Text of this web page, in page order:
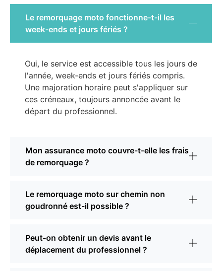
Le remorquage moto fonctionne-t-il les
week-ends et jours fériés ?
Oui, le service est accessible tous les jours de
l'année, week-ends et jours fériés compris.
Une majoration horaire peut s'appliquer sur
ces créneaux, toujours annoncée avant le
départ du professionnel.
Mon assurance moto couvre-t-elle les frais
de remorquage ?
Le remorquage moto sur chemin non
goudronné est-il possible ?
Peut-on obtenir un devis avant le
déplacement du professionnel ?